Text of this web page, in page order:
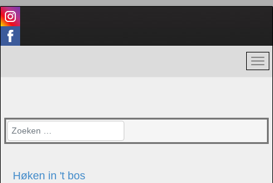
Zoeken
Høken in 't bos